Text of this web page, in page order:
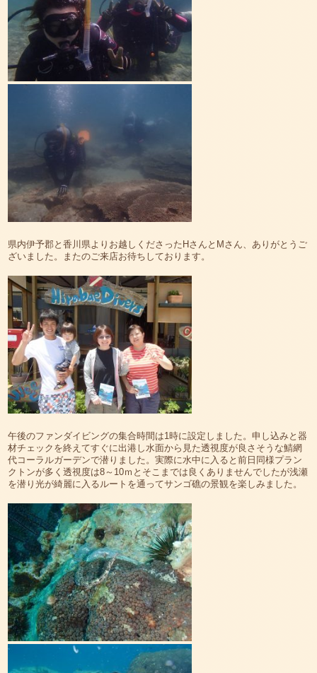
県内伊予郡と香川県よりお越しくださったHさんとMさん、ありがとうご
ざいました。またのご来店お待ちしております。
午後のファンダイビングの集合時間は1時に設定しました。申し込みと器
材チェックを終えてすぐに出港し水面から見た透視度が良さそうな鯖網
代コーラルガーデンで潜りました。実際に水中に入ると前日同様プラン
クトンが多く透視度は8～10ｍとそこまでは良くありませんでしたが浅瀬
を潜り光が綺麗に入るルートを通ってサンゴ礁の景観を楽しみました。